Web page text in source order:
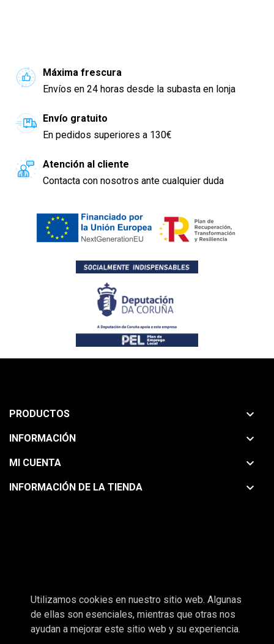
Utilizamos cookies en nuestro sitio web. Algunas
de ellas son esenciales, mientras que otras nos
ayudan a mejorar este sitio web y su experiencia.
Máxima frescura
Envíos en 24 horas desde la subasta en lonja
Envío gratuito
En pedidos superiores a 130€
Atención al cliente
Contacta con nosotros ante cualquier duda
PRODUCTOS 
INFORMACIÓN 
MI CUENTA 
INFORMACIÓN DE LA TIENDA 